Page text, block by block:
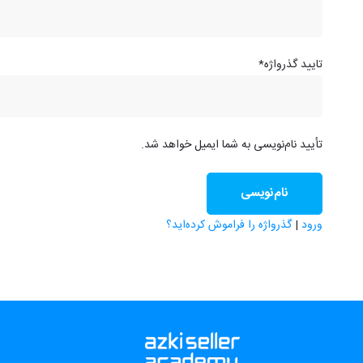
تایید گذرواژه*
تأیید نام‌نویسی به شما ایمیل خواهد شد.
ورود |گذرواژه را فراموش کرده‌اید؟